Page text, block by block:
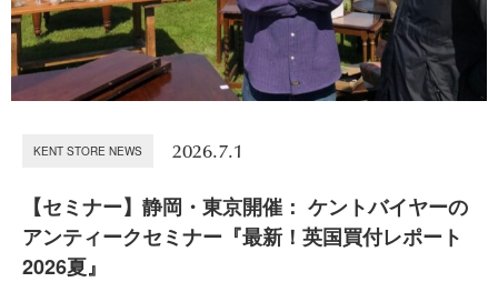
KENT STORE NEWS 2026.7.1
【セミナー】静岡・東京開催： ケントバイヤーの
アンティークセミナー『最新！英国買付レポート
2026夏』